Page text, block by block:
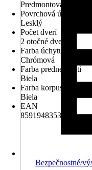
Predmontovaný
Povrchová úprava
Lesklý
Počet dverí
2 otočné dvere
Farba úchytu
Chrómová
Farba prednej časti
Biela
Farba korpusu
Biela
EAN
8591948353072
Bezpečnostné/